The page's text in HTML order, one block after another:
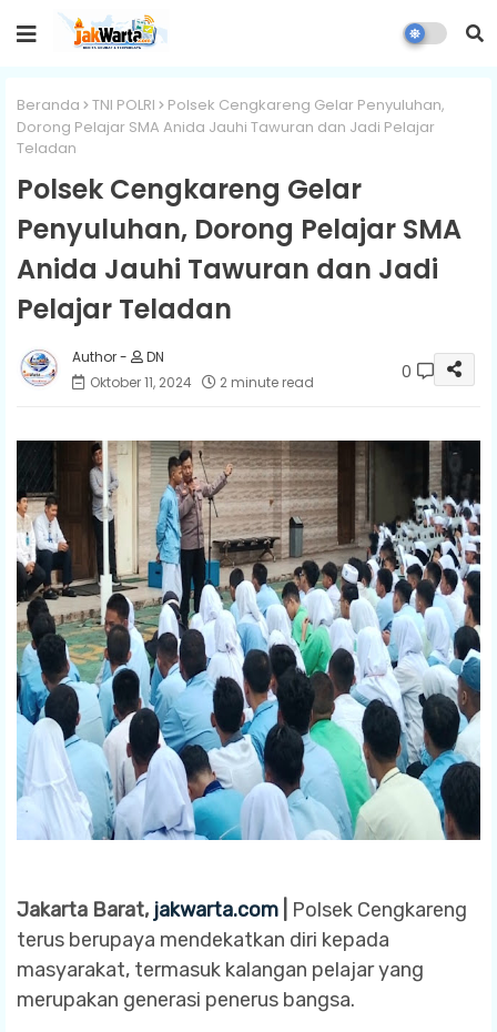
Beranda TNI POLRI
Polsek Cengkareng Gelar Penyuluhan,
Dorong Pelajar SMA Anida Jauhi Tawuran dan Jadi Pelajar
Teladan
Polsek Cengkareng Gelar
Penyuluhan, Dorong Pelajar SMA
Anida Jauhi Tawuran dan Jadi
Pelajar Teladan
DN
Oktober 11, 2024
2 minute read 0
Jakarta Barat, jakwarta.com
Polsek Cengkareng
terus berupaya mendekatkan diri kepada
masyarakat, termasuk kalangan pelajar yang
merupakan generasi penerus bangsa.